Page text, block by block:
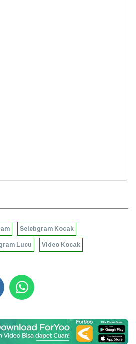
Selebgram Kocak
Lucu Video Kocak